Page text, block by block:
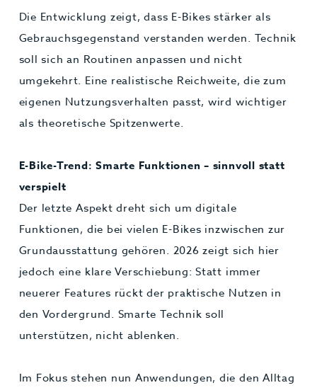
Die Entwicklung zeigt, dass E-Bikes stärker als
Gebrauchsgegenstand verstanden werden. Technik
soll sich an Routinen anpassen und nicht
umgekehrt. Eine realistische Reichweite, die zum
eigenen Nutzungsverhalten passt, wird wichtiger
als theoretische Spitzenwerte.
E-Bike-Trend: Smarte Funktionen – sinnvoll statt
verspielt
Der letzte Aspekt dreht sich um digitale
Funktionen, die bei vielen E-Bikes inzwischen zur
Grundausstattung gehören. 2026 zeigt sich hier
jedoch eine klare Verschiebung: Statt immer
neuerer Features rückt der praktische Nutzen in
den Vordergrund. Smarte Technik soll
unterstützen, nicht ablenken.
Im Fokus stehen nun Anwendungen, die den Alltag